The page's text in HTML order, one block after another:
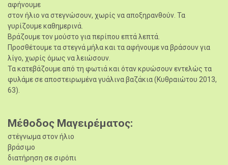
αφήνουμε
στον ήλιο να στεγνώσουν, χωρίς να αποξηρανθούν. Τα
γυρίζουμε καθημερινά.
Βράζουμε τον μούστο για περίπου επτά λεπτά.
Προσθέτουμε τα στεγνά μήλα και τα αφήνουμε να βράσουν για
λίγο, χωρίς όμως να λειώσουν.
Τα κατεβάζουμε από τη φωτιά και όταν κρυώσουν εντελώς τα
φυλάμε σε αποστειρωμένα γυάλινα βαζάκια (Κυθραιώτου 2013,
63).
Μέθοδος Μαγειρέματος
στέγνωμα στον ήλιο
βράσιμο
διατήρηση σε σιρόπι